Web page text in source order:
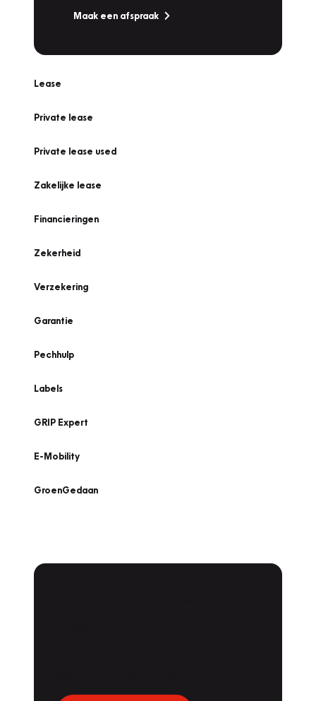
Maak een afspraak
Lease
Private lease
Private lease used
Zakelijke lease
Financieringen
Zekerheid
Verzekering
Garantie
Pechhulp
Labels
GRIP Expert
E-Mobility
GroenGedaan